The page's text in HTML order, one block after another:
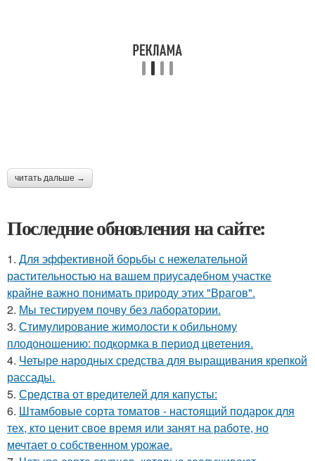
читать дальше →
Последние обновления на сайте:
1. Для эффективной борьбы с нежелательной
растительностью на вашем приусадебном участке
крайне важно понимать природу этих "Врагов".
2. Мы тестируем почву без лаборатории.
3. Стимулирование жимолости к обильному
плодоношению: подкормка в период цветения.
4. Четыре народных средства для выращивания крепкой
рассады.
5. Средства от вредителей для капусты:
6. Штамбовые сорта томатов - настоящий подарок для
тех, кто ценит свое время или занят на работе, но
мечтает о собственном урожае.